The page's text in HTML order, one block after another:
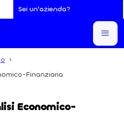
Sei un'azienda?
Finanziaria
Economico-